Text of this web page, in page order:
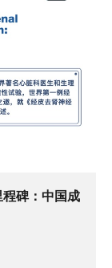
碑：中国成